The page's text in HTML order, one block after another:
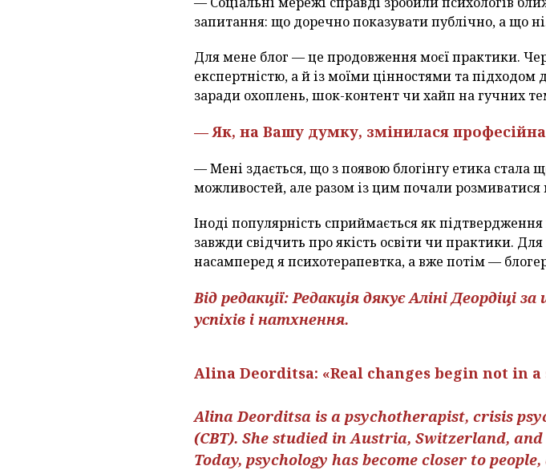
запитання: що доречно показувати публічно, а що
Для мене блог — це продовження моєї практики.
експертністю, а й із моїми цінностями та підходом
заради охоплень, шок-контент чи хайп на гучних
— Як, на Вашу думку, змінилася професійна
— Мені здається, що з появою блогінгу етика стала
можливостей, але разом із цим почали розмиватися
Іноді популярність сприймається як
завжди свідчить про якість освіти чи практики.
насамперед я психотерапевтка, а вже потім —
Від редакції: Редакція дякує Аліні
успіхів і натхнення.
Alina Deorditsa: «Real changes begin not in
Аlina Deorditsa is a psychotherapist, crisis
(CBT). She studied in Austria, Switzerland,
Today, psychology has become closer to